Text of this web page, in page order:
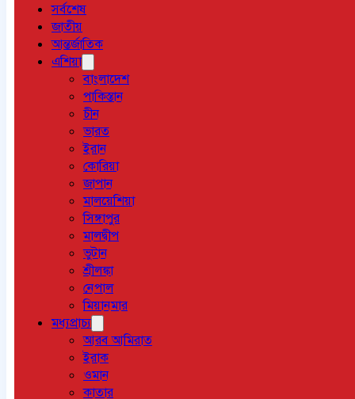
সর্বশেষ
জাতীয়
আন্তর্জাতিক
এশিয়া
বাংলাদেশ
পাকিস্তান
চীন
ভারত
ইরান
কোরিয়া
জাপান
মালয়েশিয়া
সিঙ্গাপুর
মালদ্বীপ
ভুটান
শ্রীলঙ্কা
নেপাল
মিয়ানমার
মধ্যপ্রাচ্য
আরব আমিরাত
ইরাক
ওমান
কাতার